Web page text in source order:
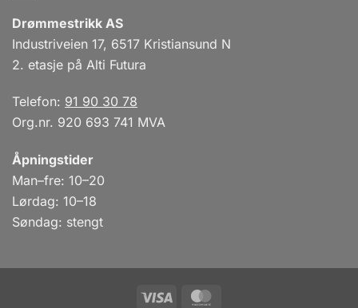
Drømmestrikk AS
Industriveien 17, 6517 Kristiansund N
2. etasje på Alti Futura
Telefon: 91 90 30 78
Org.nr. 920 693 741 MVA
Åpningstider
Man–fre: 10–20
Lørdag: 10–18
Søndag: stengt
Visa